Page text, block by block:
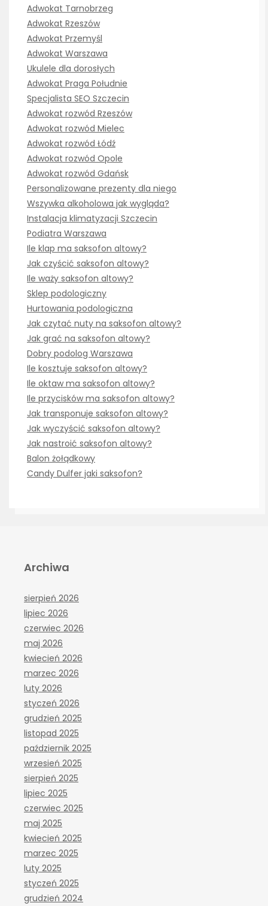
Adwokat Tarnobrzeg
Adwokat Rzeszów
Adwokat Przemyśl
Adwokat Warszawa
Ukulele dla dorosłych
Adwokat Praga Południe
Specjalista SEO Szczecin
Adwokat rozwód Rzeszów
Adwokat rozwód Mielec
Adwokat rozwód Łódź
Adwokat rozwód Opole
Adwokat rozwód Gdańsk
Personalizowane prezenty dla niego
Wszywka alkoholowa jak wygląda?
Instalacja klimatyzacji Szczecin
Podiatra Warszawa
Ile klap ma saksofon altowy?
Jak czyścić saksofon altowy?
Ile waży saksofon altowy?
Sklep podologiczny
Hurtowania podologiczna
Jak czytać nuty na saksofon altowy?
Jak grać na saksofon altowy?
Dobry podolog Warszawa
Ile kosztuje saksofon altowy?
Ile oktaw ma saksofon altowy?
Ile przycisków ma saksofon altowy?
Jak transponuje saksofon altowy?
Jak wyczyścić saksofon altowy?
Jak nastroić saksofon altowy?
Balon żołądkowy
Candy Dulfer jaki saksofon?
Archiwa
sierpień 2026
lipiec 2026
czerwiec 2026
maj 2026
kwiecień 2026
marzec 2026
luty 2026
styczeń 2026
grudzień 2025
listopad 2025
październik 2025
wrzesień 2025
sierpień 2025
lipiec 2025
czerwiec 2025
maj 2025
kwiecień 2025
marzec 2025
luty 2025
styczeń 2025
grudzień 2024